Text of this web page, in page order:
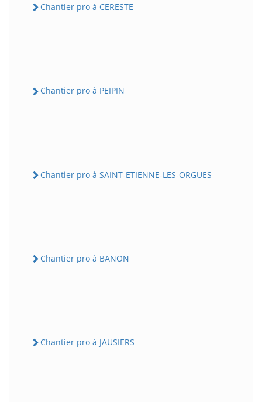
Chantier pro à CERESTE
Chantier pro à PEIPIN
Chantier pro à SAINT-ETIENNE-LES-ORGUES
Chantier pro à BANON
Chantier pro à JAUSIERS